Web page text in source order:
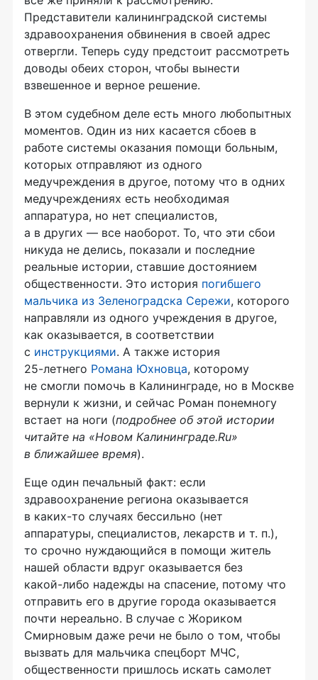
Представители калининградской системы
здравоохранения обвинения в своей адрес
отвергли. Теперь суду предстоит рассмотреть
доводы обеих сторон, чтобы вынести
взвешенное и верное решение.
В этом судебном деле есть много любопытных
моментов. Один из них касается сбоев в
работе системы оказания помощи больным,
которых отправляют из одного
медучреждения в другое, потому что в одних
медучреждениях есть необходимая
аппаратура, но нет специалистов,
а в других — все наоборот. То, что эти сбои
никуда не делись, показали и последние
реальные истории, ставшие достоянием
общественности. Это история погибшего
мальчика из Зеленоградска Сережи, которого
направляли из одного учреждения в другое,
как оказывается, в соответствии
с инструкциями. А также история
25-летнего Романа Юхновца, которому
не смогли помочь в Калининграде, но в Москве
вернули к жизни, и сейчас Роман понемногу
встает на ноги (подробнее об этой истории
читайте на «Новом Калининграде.Ru»
в ближайшее время).
Еще один печальный факт: если
здравоохранение региона оказывается
в каких-то случаях бессильно (нет
аппаратуры, специалистов, лекарств и т. п.),
то срочно нуждающийся в помощи житель
нашей области вдруг оказывается без
какой-либо надежды на спасение, потому что
отправить его в другие города оказывается
почти нереально. В случае с Жориком
Смирновым даже речи не было о том, чтобы
вызвать для мальчика спецборт МЧС,
общественности пришлось искать самолет